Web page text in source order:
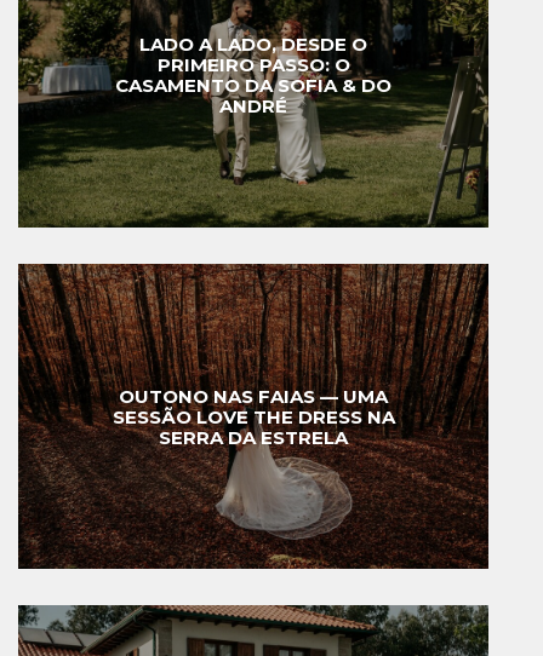
LADO A LADO, DESDE O
PRIMEIRO PASSO: O
CASAMENTO DA SOFIA & DO
ANDRÉ
OUTONO NAS FAIAS — UMA
SESSÃO LOVE THE DRESS NA
SERRA DA ESTRELA